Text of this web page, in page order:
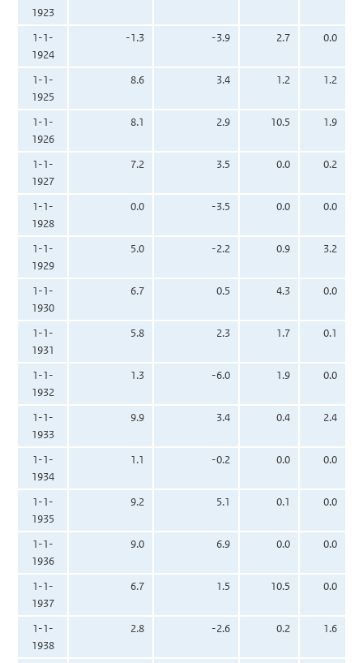
1923
1-1-
1924
-1.3 -3.9 2.7 0.0
1-1-
1925
8.6 3.4 1.2 1.2
1-1-
1926
8.1 2.9 10.5 1.9
1-1-
1927
7.2 3.5 0.0 0.2
1-1-
1928
0.0 -3.5 0.0 0.0
1-1-
1929
5.0 -2.2 0.9 3.2
1-1-
1930
6.7 0.5 4.3 0.0
1-1-
1931
5.8 2.3 1.7 0.1
1-1-
1932
1.3 -6.0 1.9 0.0
1-1-
1933
9.9 3.4 0.4 2.4
1-1-
1934
1.1 -0.2 0.0 0.0
1-1-
1935
9.2 5.1 0.1 0.0
1-1-
1936
9.0 6.9 0.0 0.0
1-1-
1937
6.7 1.5 10.5 0.0
1-1-
1938
2.8 -2.6 0.2 1.6